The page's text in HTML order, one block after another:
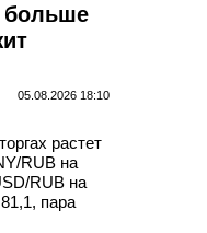
больше
05.08.2026 18:10
растет
RUB на
RUB на
пара